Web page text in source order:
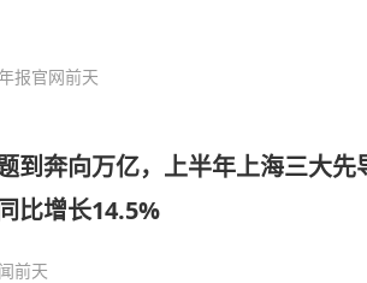
报官网前天
到奔向万亿，上半年上海三大先
比增长14.5%
前天